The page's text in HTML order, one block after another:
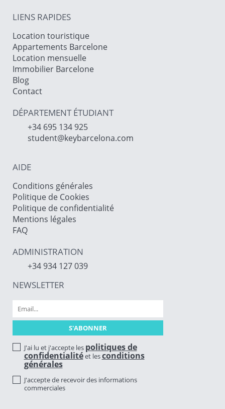
LIENS RAPIDES
Location touristique
Appartements Barcelone
Location mensuelle
Immobilier Barcelone
Blog
Contact
DÉPARTEMENT ÉTUDIANT
+34 695 134 925
student@keybarcelona.com
AIDE
Conditions générales
Politique de Cookies
Politique de confidentialité
Mentions légales
FAQ
ADMINISTRATION
+34 934 127 039
NEWSLETTER
J'ai lu et j'accepte les politiques de
confidentialitéet lesconditions
générales
J'accepte de recevoir des informations
commerciales